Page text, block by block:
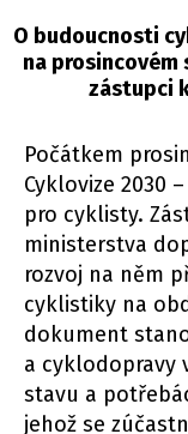
O budoucnosti
na prosincovém
zástupci
Počátkem
Cyklovize 2030
pro cyklisty.
ministerstva
rozvoj na něm
cyklistiky na
dokument
a cyklodopravy
stavu a
jehož se